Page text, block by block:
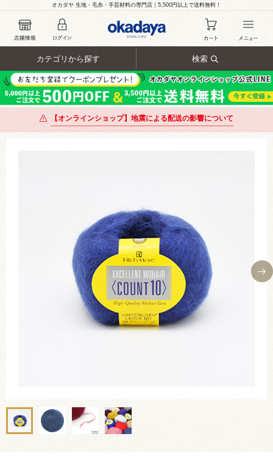
オカダヤ 生地・毛糸・手芸材料の専門店｜5,500円以上で送料無料！
カテゴリから探す 検索
【オンラインショップ】地震による配送の影響について